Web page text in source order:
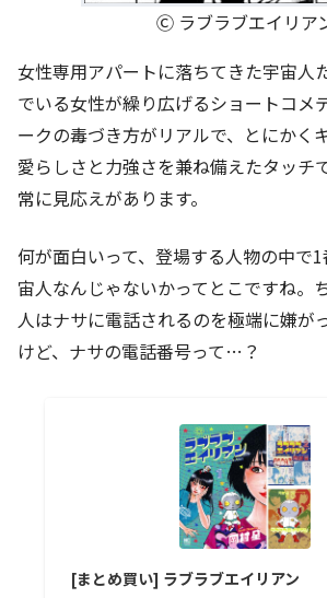
Ⓒ ラブラブエイリア
女性専用アパートに落ちてきた宇宙人
でいる女性が繰り広げるショートコメ
ークの毒づき方がリアルで、とにかく
愛らしさと力強さを兼ね備えたタッチ
常に見応えがあります。
何が面白いって、登場する人物の中で
宙人なんじゃないかってとこですね。
人はナサに電話されるのを極端に嫌が
けど、ナサの電話番号って…？
[まとめ買い] ラブラブエイリアン